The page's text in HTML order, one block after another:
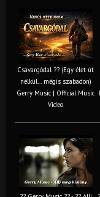
Csavargódal ?? (Egy élet út
nélkül… mégis szabadon)
Gerry Music | Official Music
Video